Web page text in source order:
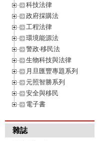
科技法律
政府採購法
工程法律
環境能源法
警政‧移民法
生物科技與法律
月旦匯豐專題系列
元照智勝系列
安全與移民
電子書
雜誌